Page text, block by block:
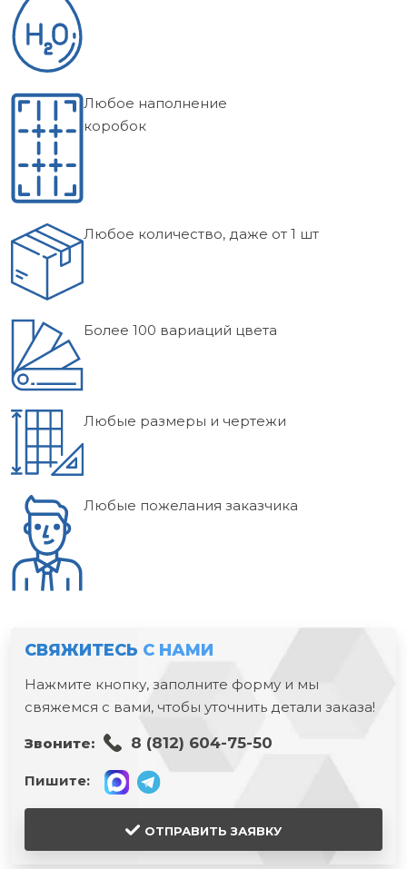
Любое наполнение
коробок
Любое количество, даже от 1 шт
Более 100 вариаций цвета
Любые размеры и чертежи
Любые пожелания заказчика
СВЯЖИТЕСЬ С НАМИ
Нажмите кнопку, заполните форму и мы
свяжемся с вами, чтобы уточнить детали заказа!
Звоните: 8 (812) 604-75-50
Пишите:
ОТПРАВИТЬ ЗАЯВКУ